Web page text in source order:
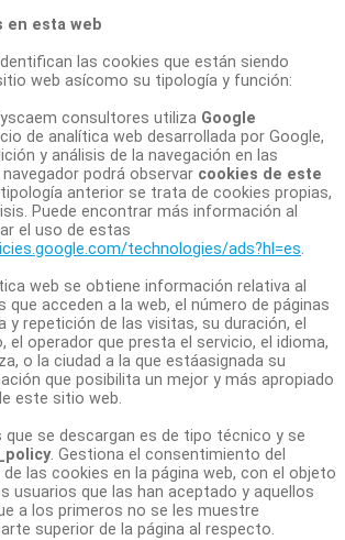
en esta web
las cookies que están siendo
web asícomo su tipología y función:
consultores utiliza Google
de analítica web desarrollada por Google,
y análisis de la navegación en las
podrá observar cookies de este
tipología anterior se trata de cookies propias,
Puede encontrar más información al
el uso de estas
technologies/ads?hl=es.
web se obtiene información relativa al
que acceden a la web, el número de páginas
y repetición de las visitas, su duración, el
el operador que presta el servicio, el idioma,
o la ciudad a la que estáasignada su
que posibilita un mejor y más apropiado
este sitio web.
que se descargan es de tipo técnico y se
. Gestiona el consentimiento del
las cookies en la página web, con el objeto
usuarios que las han aceptado y aquellos
a los primeros no se les muestre
superior de la página al respecto.